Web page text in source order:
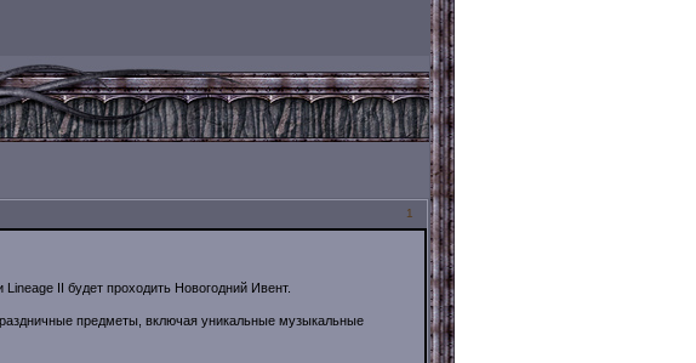
1
II будет проходить Новогодний Ивент.
предметы, включая уникальные музыкальные